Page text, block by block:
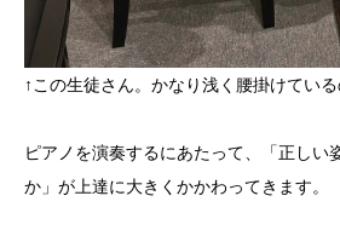
↑この生徒さん。かなり浅く腰掛けている
ピアノを演奏するにあたって、「正しい
か」が上達に大きくかかわってきます。